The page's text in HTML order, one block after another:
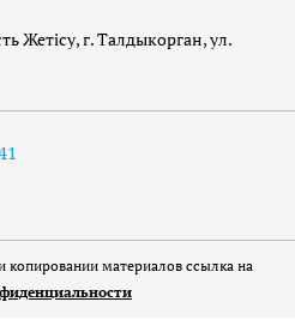
Жетісу, г. Талдыкорган, ул.
копировании материалов ссылка на